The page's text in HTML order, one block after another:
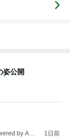
姿公開
by Ame
1日前